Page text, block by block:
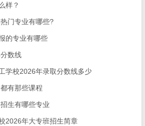
样？
门专业有哪些?
的专业有哪些
数线
学校2026年录取分数线多少
有那些课程
生有哪些专业
2026年大专班招生简章